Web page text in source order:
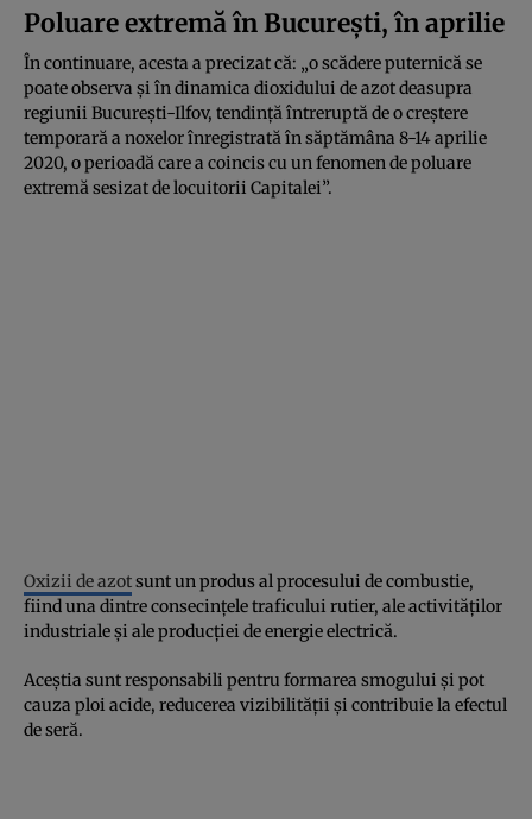
Poluare extremă în București, în aprilie
În continuare, acesta a precizat că: „o scădere puternică se
poate observa și în dinamica dioxidului de azot deasupra
regiunii București-Ilfov, tendință întreruptă de o creștere
temporară a noxelor înregistrată în săptămâna 8-14 aprilie
2020, o perioadă care a coincis cu un fenomen de poluare
extremă sesizat de locuitorii Capitalei”.
Oxizii de azotsunt un produs al procesului de combustie,
fiind una dintre consecințele traficului rutier, ale activităților
industriale și ale producției de energie electrică.
Aceștia sunt responsabili pentru formarea smogului și pot
cauza ploi acide, reducerea vizibilității și contribuie la efectul
de seră.